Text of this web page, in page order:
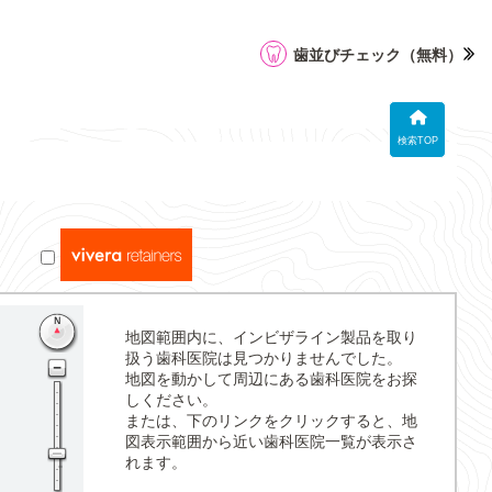
検索TOP
歯並びチェック （無料）
地図範囲内に、インビザライン製品を取り
扱う歯科医院は見つかりませんでした。
地図を動かして周辺にある歯科医院をお探
しください。
または、下のリンクをクリックすると、地
図表示範囲から近い歯科医院一覧が表示さ
れます。